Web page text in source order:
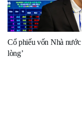
Cổ phiếu vốn Nhà nước
lòng’